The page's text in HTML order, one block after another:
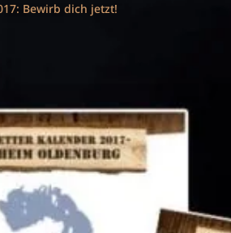
Bewirb dich jetzt!